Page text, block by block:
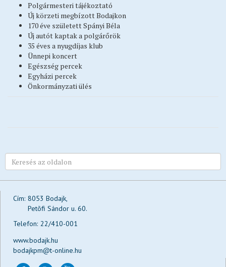
Oktatás, nevelés
Vendéglátás
Civil oldalak
Testvérvárosok
Rendőrség
Közművelődés
Impresszum
Polgármesteri tájékoztató
Új körzeti megbízott Bodajkon
170 éve született Spányi Béla
Új autót kaptak a polgárőrök
35 éves a nyugdíjas klub
Ünnepi koncert
Egészség percek
Egyházi percek
Önkormányzati ülés
Cím: 8053 Bodajk,
Petõfi Sándor u. 60.
Telefon: 22/410-001
www.bodajk.hu
bodajkpm@t-online.hu